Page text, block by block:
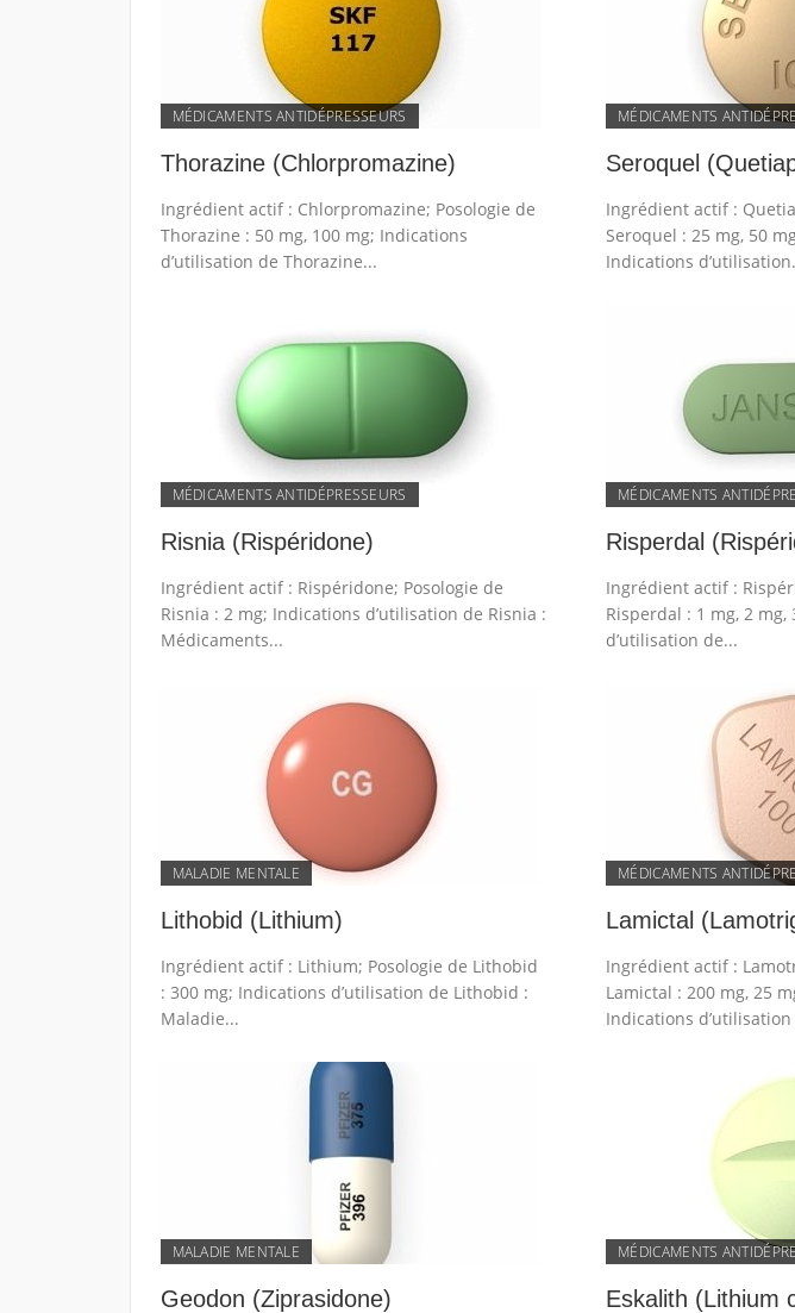
MÉDICAMENTS ANTIDÉPRESSEURS
Thorazine (Chlorpromazine)
Ingrédient actif : Chlorpromazine; Posologie de
Thorazine : 50 mg, 100 mg; Indications
d’utilisation de Thorazine...
MÉDICAMENTS
Seroquel
Ingrédient actif :
Seroquel : 25 mg, 50
Indications
MÉDICAMENTS ANTIDÉPRESSEURS
Risnia (Rispéridone)
Ingrédient actif : Rispéridone; Posologie de
Risnia : 2 mg; Indications d’utilisation de Risnia :
Médicaments...
MÉDICAMENTS
Risperdal
Ingrédient actif :
Risperdal : 1 mg, 2
d’utilisation de...
MALADIE MENTALE
Lithobid (Lithium)
Ingrédient actif : Lithium; Posologie de Lithobid
: 300 mg; Indications d’utilisation de Lithobid :
Maladie...
MÉDICAMENTS
Lamictal
Ingrédient actif :
Lamictal : 200 mg, 25
Indications d’utilisation
MALADIE MENTALE
Geodon (Ziprasidone)
MÉDICAMENTS
Eskalith (Lithium